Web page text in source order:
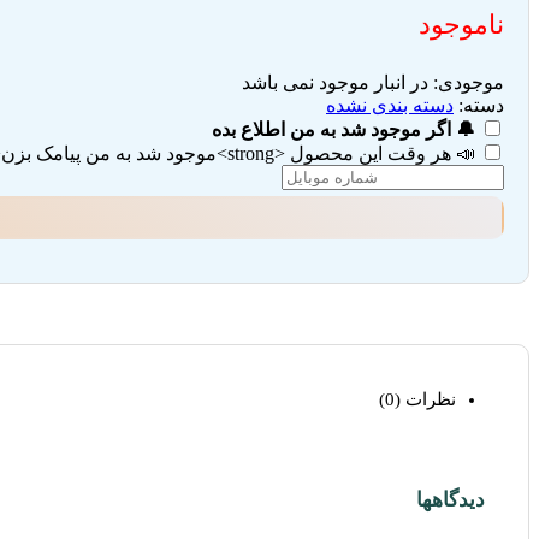
ناموجود
موجودی: در انبار موجود نمی باشد
دسته: دسته بندی نشده
🔔 اگر موجود شد به من اطلاع بده
📣 هر وقت این محصول <strong>موجود شد به من پیامک بزن</strong> (تیک هر دو گزینه را بزنید)
نظرات (0)
دیدگاهها